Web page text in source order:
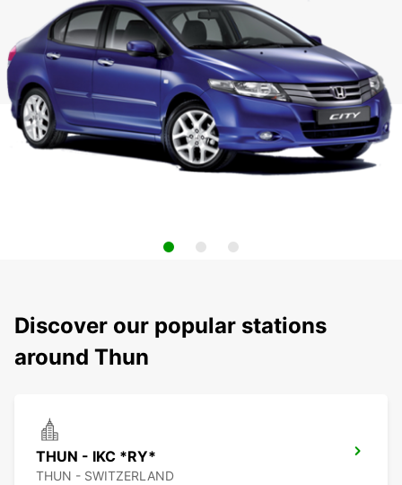
Discover our popular stations
around Thun
THUN - IKC *RY*
THUN - SWITZERLAND